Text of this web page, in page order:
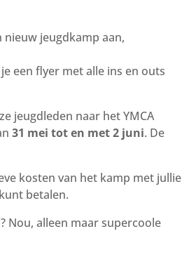
nieuw jeugdkamp aan,
een flyer met alle ins en outs
jeugdleden naar het YMCA
31 mei tot en met 2 juni. De
kosten van het kamp met jullie
betalen.
Nou, alleen maar supercoole